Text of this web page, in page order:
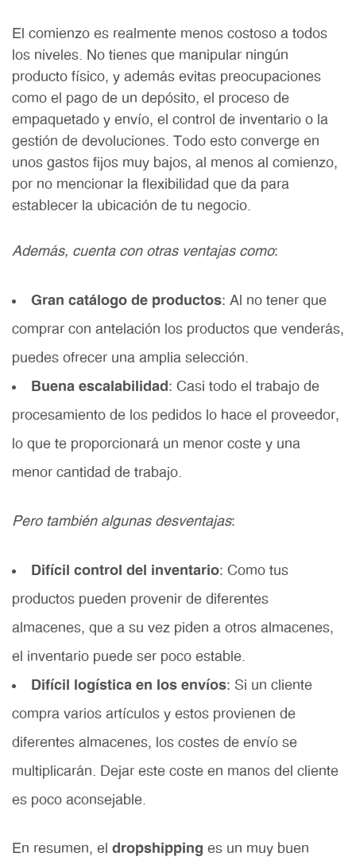
El comienzo es realmente menos costoso a todos
los niveles. No tienes que manipular ningún
producto físico, y además evitas preocupaciones
como el pago de un depósito, el proceso de
empaquetado y envío, el control de inventario o la
gestión de devoluciones. Todo esto converge en
unos gastos fijos muy bajos, al menos al comienzo,
por no mencionar la flexibilidad que da para
establecer la ubicación de tu negocio.
Además, cuenta con otras ventajas como:
Gran catálogo de productos: Al no tener que
comprar con antelación los productos que venderás,
puedes ofrecer una amplia selección.
Buena escalabilidad: Casi todo el trabajo de
procesamiento de los pedidos lo hace el proveedor,
lo que te proporcionará un menor coste y una
menor cantidad de trabajo.
Pero también algunas desventajas:
Difícil control del inventario: Como tus
productos pueden provenir de diferentes
almacenes, que a su vez piden a otros almacenes,
el inventario puede ser poco estable.
Difícil logística en los envíos: Si un cliente
compra varios artículos y estos provienen de
diferentes almacenes, los costes de envío se
multiplicarán. Dejar este coste en manos del cliente
es poco aconsejable.
En resumen, el dropshipping es un muy buen